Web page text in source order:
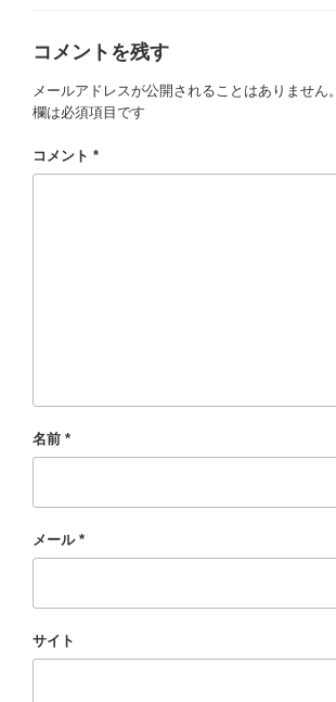
ー
コメントを残す
メールアドレスが公開されることはありません。
欄は必須項目です
コメント *
名前 *
メール *
サイト